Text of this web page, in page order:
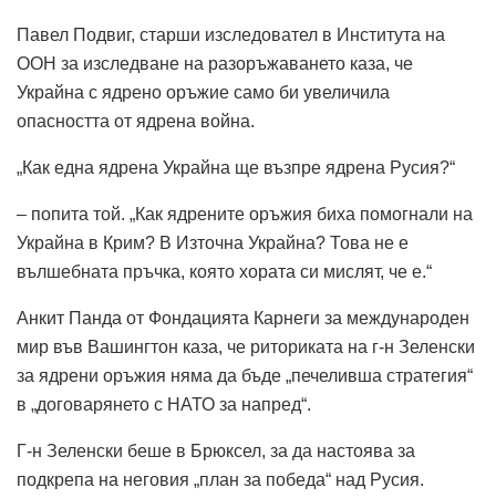
Павел Подвиг, старши изследовател в Института на
ООН за изследване на разоръжаването каза, че
Украйна с ядрено оръжие само би увеличила
опасността от ядрена война.
„Как една ядрена Украйна ще възпре ядрена Русия?“
– попита той. „Как ядрените оръжия биха помогнали на
Украйна в Крим? В Източна Украйна? Това не е
вълшебната пръчка, която хората си мислят, че е.“
Анкит Панда от Фондацията Карнеги за международен
мир във Вашингтон каза, че риториката на г-н Зеленски
за ядрени оръжия няма да бъде „печеливша стратегия“
в „договарянето с НАТО за напред“.
Г-н Зеленски беше в Брюксел, за да настоява за
подкрепа на неговия „план за победа“ над Русия.